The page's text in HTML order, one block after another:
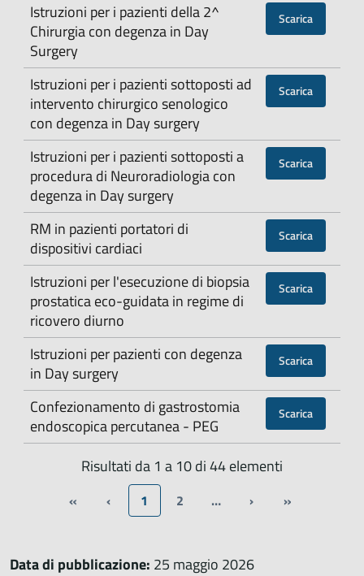
Istruzioni per i pazienti della 2^
Chirurgia con degenza in Day
Surgery
Scarica
Istruzioni per i pazienti sottoposti ad
intervento chirurgico senologico
con degenza in Day surgery
Scarica
Istruzioni per i pazienti sottoposti a
procedura di Neuroradiologia con
degenza in Day surgery
Scarica
RM in pazienti portatori di
dispositivi cardiaci
Scarica
Istruzioni per l'esecuzione di biopsia
prostatica eco-guidata in regime di
ricovero diurno
Scarica
Istruzioni per pazienti con degenza
in Day surgery
Scarica
Confezionamento di gastrostomia
endoscopica percutanea - PEG
Scarica
Risultati da 1 a 10 di 44 elementi
« ‹ 1 2 … › »
Data di pubblicazione: 25 maggio 2026